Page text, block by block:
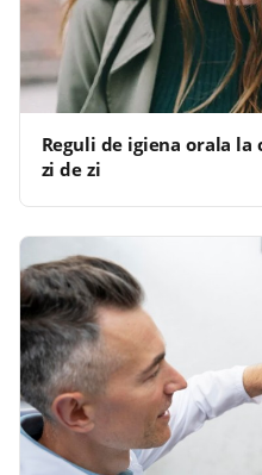
Reguli de igiena orala
zi de zi